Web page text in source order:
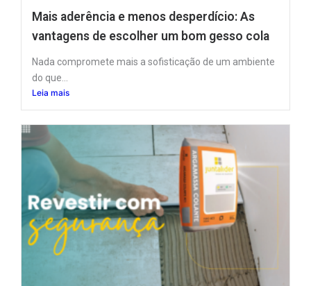
Mais aderência e menos desperdício: As
vantagens de escolher um bom gesso cola
Nada compromete mais a sofisticação de um ambiente
do que...
Leia mais